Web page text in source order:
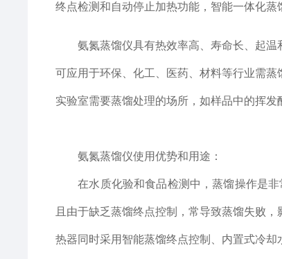
终点检测和自动停止加热功能，智能一体化蒸
氨氮蒸馏仪具有热效率高、寿命长、起温和
可应用于环保、化工、医药、材料等行业需
实验室需要蒸馏处理的场所，如样品中的挥
氨氮蒸馏仪使用优势和用途：
在水质化验和食品检测中，蒸馏操作是非
且由于缺乏蒸馏终点控制，常导致蒸馏失败
热器同时采用智能蒸馏终点控制、内置式冷